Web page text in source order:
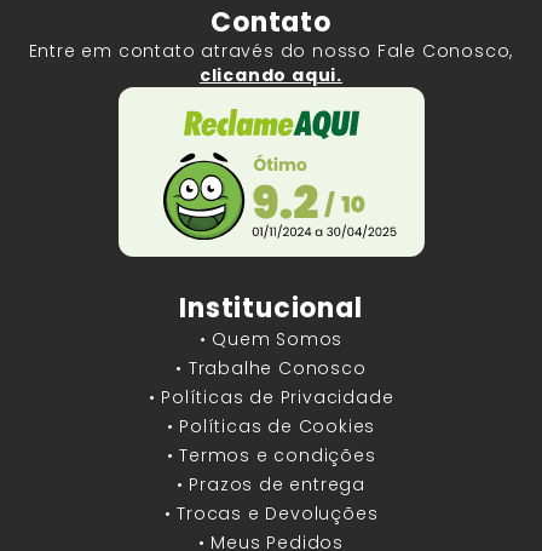
Contato
Entre em contato através do nosso Fale Conosco,
clicando aqui.
Institucional
• Quem Somos
• Trabalhe Conosco
• Políticas de Privacidade
• Políticas de Cookies
• Termos e condições
• Prazos de entrega
• Trocas e Devoluções
• Meus Pedidos